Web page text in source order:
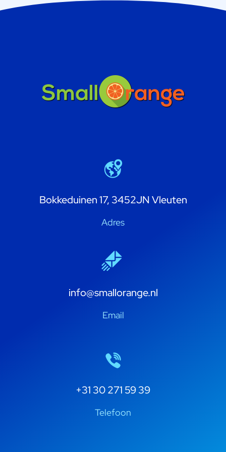
Bokkeduinen 17, 3452JN Vleuten
Adres
info@smallorange.nl
Email
+31 30 271 59 39
Telefoon